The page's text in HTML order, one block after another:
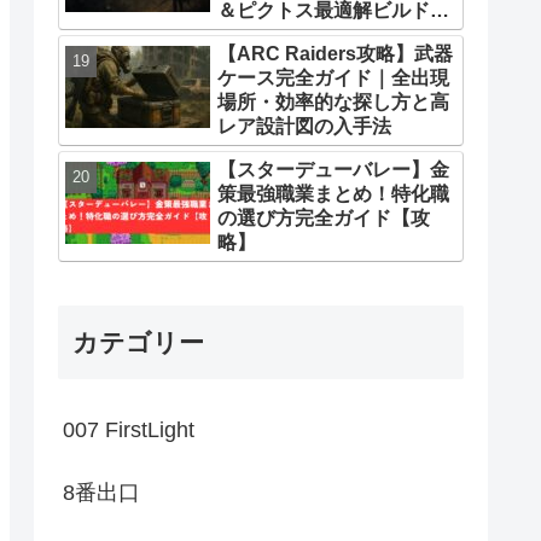
＆ピクトス最適解ビルドま
とめ
【ARC Raiders攻略】武器
ケース完全ガイド｜全出現
場所・効率的な探し方と高
レア設計図の入手法
【スターデューバレー】金
策最強職業まとめ！特化職
の選び方完全ガイド【攻
略】
カテゴリー
007 FirstLight
8番出口